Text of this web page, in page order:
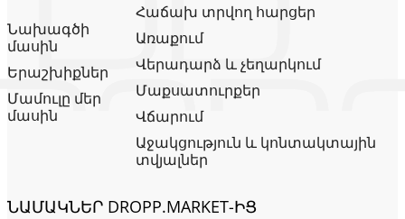
Նախագծի
մասին
Երաշխիքներ
Մամուլը մեր
մասին
Հաճախ տրվող հարցեր
Առաքում
Վերադարձ և չեղարկում
Մաքսատուրքեր
Վճարում
Աջակցություն և կոնտակտային
տվյալներ
ՆԱՄԱԿՆԵՐ DROPP.MARKET-ԻՑ